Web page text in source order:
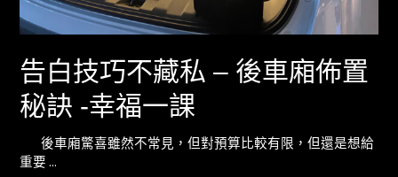
告白技巧不藏私 – 後車廂佈置
秘訣 -幸福一課
後車廂驚喜雖然不常見，但對預算比較有限，但還是想給
重要 …